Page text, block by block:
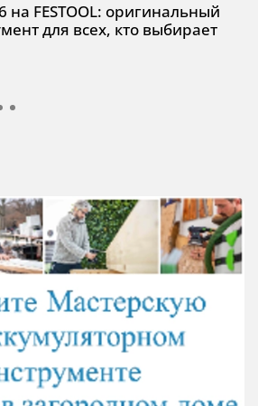
FESTOOL: оригинальный
для всех, кто выбирает